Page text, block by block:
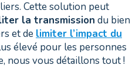
Cette solution peut
la transmission du bien
et de limiter l’impact du
élevé pour les personnes
nous vous détaillons tout !